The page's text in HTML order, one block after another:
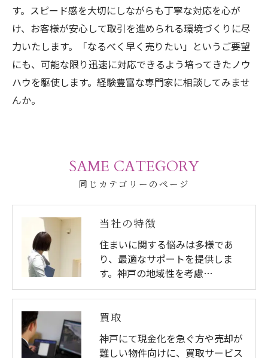
す。スピード感を大切にしながらも丁寧な対応を心が
け、お客様が安心して取引を進められる環境づくりに尽
力いたします。「なるべく早く売りたい」というご要望
にも、可能な限り迅速に対応できるよう培ってきたノウ
ハウを駆使します。経験豊富な専門家に相談してみませ
んか。
同じカテゴリーのページ
SAME CATEGORY
当社の特徴
住まいに関する悩みは多様であ
り、最適なサポートを提供しま
す。神戸の地域性を考慮…
買取
神戸にて現金化を急ぐ方や売却が
難しい物件向けに、買取サービス